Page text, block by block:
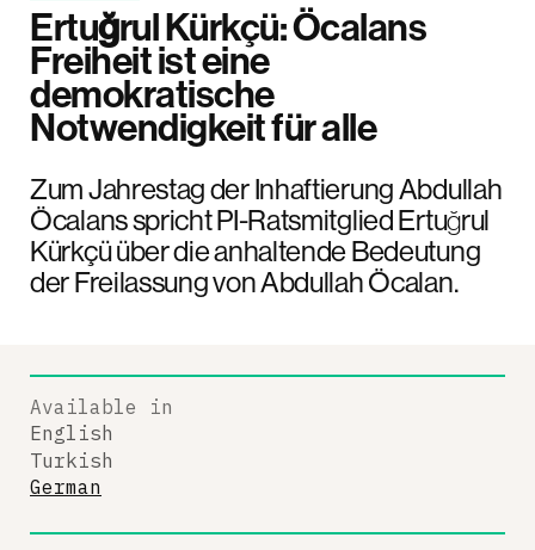
Ertuğrul Kürkçü: Öcalans
Freiheit ist eine
demokratische
Notwendigkeit für alle
Zum Jahrestag der Inhaftierung Abdullah
Öcalans spricht PI-Ratsmitglied Ertuğrul
Kürkçü über die anhaltende Bedeutung
der Freilassung von Abdullah Öcalan.
Available in
English
Turkish
German